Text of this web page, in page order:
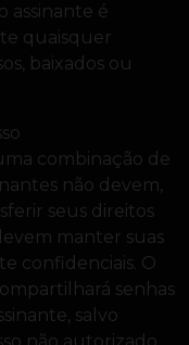
assinante é
quaisquer
baixados ou
combinação de
não devem,
seus direitos
manter suas
confidenciais. O
senhas
salvo